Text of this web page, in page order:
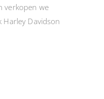
verkopen we
Davidson